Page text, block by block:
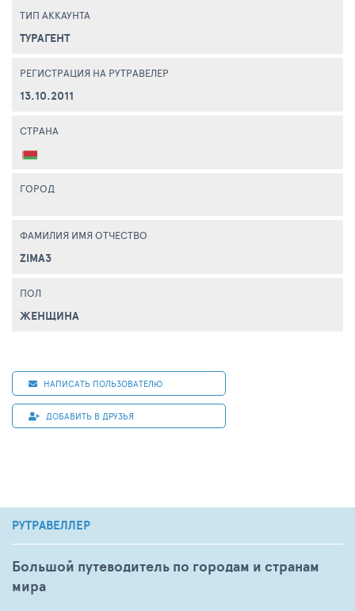
ТИП АККАУНТА
ТУРАГЕНТ
РЕГИСТРАЦИЯ НА РУТРАВЕЛЕР
13.10.2011
СТРАНА
ГОРОД
ФАМИЛИЯ ИМЯ ОТЧЕСТВО
ZIMA3
ПОЛ
ЖЕНЩИНА
НАПИСАТЬ ПОЛЬЗОВАТЕЛЮ
ДОБАВИТЬ В ДРУЗЬЯ
РУТРАВЕЛЛЕР
Большой путеводитель по городам и странам
мира